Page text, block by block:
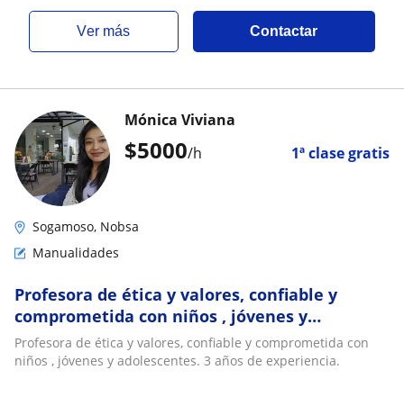
ver más Contactar
$5000/h 1ª clase gratis
Mónica Viviana
Sogamoso, Nobsa
Manualidades
Profesora de ética y valores, confiable y
comprometida con niños , jóvenes y
adolescentes. 3 años de experiencia
Profesora de ética y valores, confiable y comprometida con
niños , jóvenes y adolescentes. 3 años de experiencia.